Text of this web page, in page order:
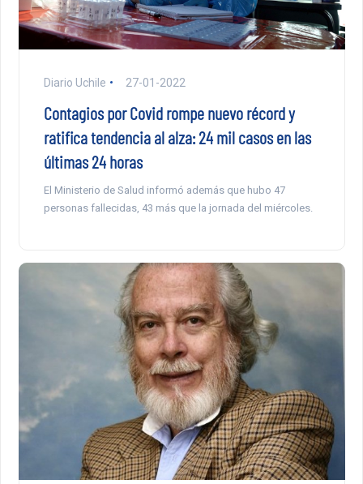
Diario Uchile 27-01-2022
Contagios por Covid rompe nuevo récord y
ratifica tendencia al alza: 24 mil casos en las
últimas 24 horas
El Ministerio de Salud informó además que hubo 47
personas fallecidas, 43 más que la jornada del miércoles.